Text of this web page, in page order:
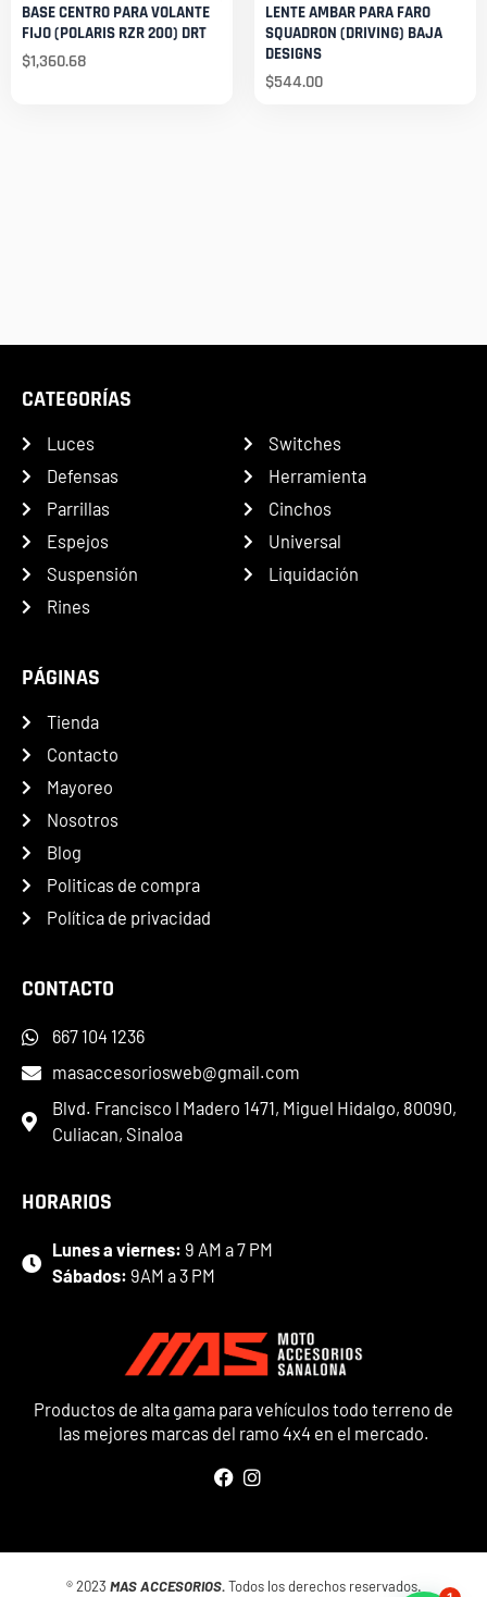
BASE CENTRO PARA VOLANTE
FIJO (POLARIS RZR 200) DRT
$1,360.68
LENTE AMBAR PARA FARO
SQUADRON (DRIVING) BAJA
DESIGNS
$544.00
Productos de alta gama para vehículos todo terreno de
las mejores marcas del ramo 4x4 en el mercado.
CATEGORÍAS
Luces
Defensas
Parrillas
Espejos
Suspensión
Rines
Switches
Herramienta
Cinchos
Universal
Liquidación
PÁGINAS
Tienda
Contacto
Mayoreo
Nosotros
Blog
Politicas de compra
Política de privacidad
CONTACTO
667 104 1236
masaccesoriosweb@gmail.com
Blvd. Francisco I Madero 1471, Miguel Hidalgo, 80090,
Culiacan, Sinaloa
HORARIOS
Lunes a viernes: 9 AM a 7 PM
Sábados: 9AM a 3 PM
® 2023 MAS ACCESORIOS.Todos los derechos reservados.